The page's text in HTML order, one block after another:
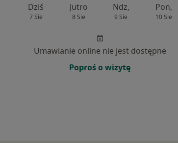
Dziś
7 Sie
Jutro
8 Sie
Ndz,
9 Sie
Pon,
10 Sie
Umawianie online nie jest dostępne
Poproś o wizytę